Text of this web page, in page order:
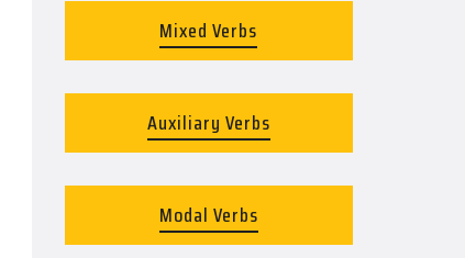
Mixed Verbs
Auxiliary Verbs
Modal Verbs